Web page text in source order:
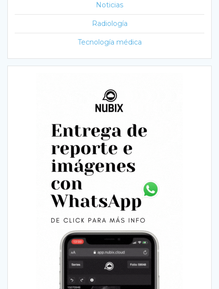
Noticias
Radiología
Tecnología médica